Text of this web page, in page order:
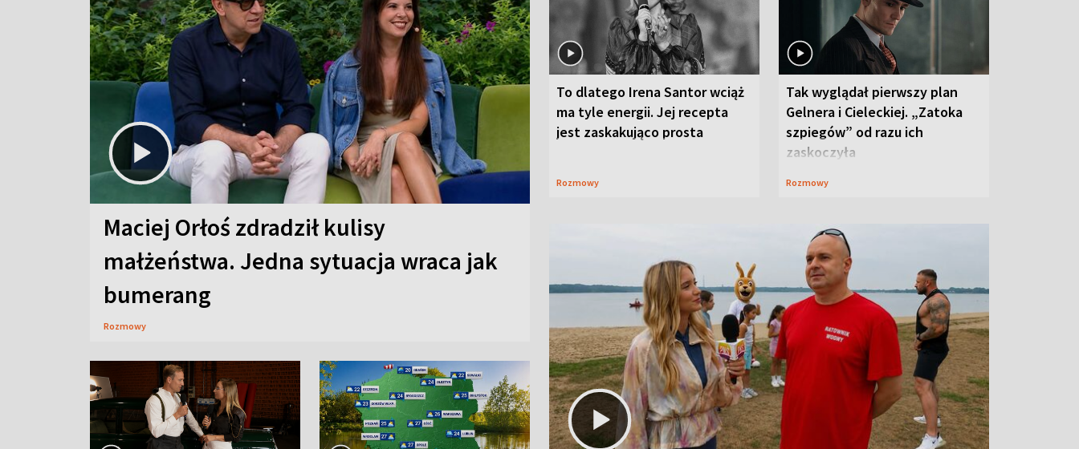
Maciej Orłoś zdradził kulisy
małżeństwa. Jedna sytuacja wraca jak
bumerang
Rozmowy
To dlatego Irena Santor wciąż
ma tyle energii. Jej recepta
jest zaskakująco prosta
Rozmowy
Tak wyglądał pierwszy plan
Gelnera i Cieleckiej. „Zatoka
szpiegów” od razu ich
zaskoczyła
Rozmowy